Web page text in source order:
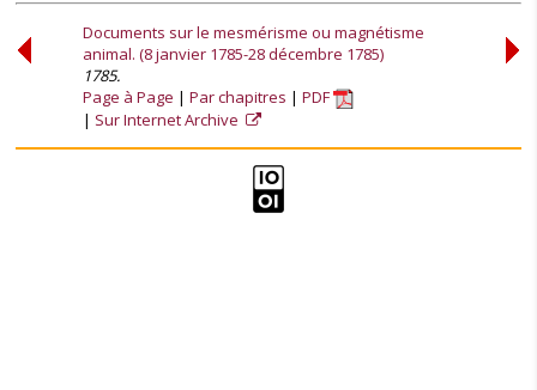
Documents sur le mesmérisme ou magnétisme
animal. (8 janvier 1785-28 décembre 1785)
1785.
Page à Page
Par chapitres
PDF
Sur Internet Archive